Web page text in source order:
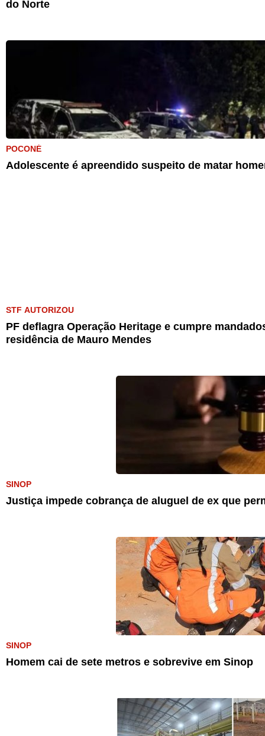
do Norte
POCONÉ
Adolescente é apreendido suspeito de matar
STF AUTORIZOU
PF deflagra Operação Heritage e cumpre
residência de Mauro Mendes
SINOP
Justiça impede cobrança de aluguel de ex que
SINOP
Homem cai de sete metros e sobrevive em Sinop